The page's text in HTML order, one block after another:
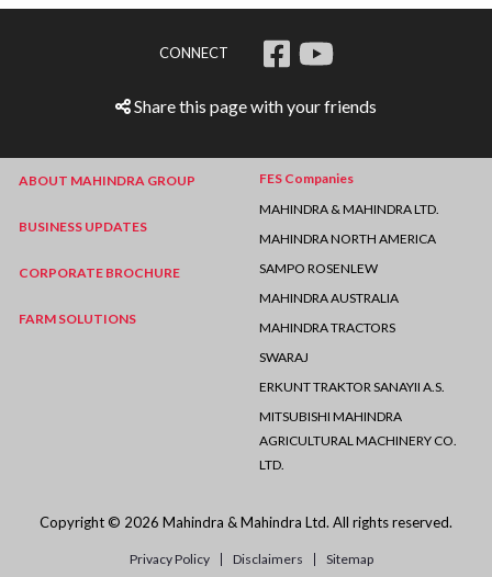
CONNECT
Share this page with your friends
ABOUT MAHINDRA GROUP
BUSINESS UPDATES
CORPORATE BROCHURE
FARM SOLUTIONS
FES Companies
MAHINDRA & MAHINDRA LTD.
MAHINDRA NORTH AMERICA
SAMPO ROSENLEW
MAHINDRA AUSTRALIA
MAHINDRA TRACTORS
SWARAJ
ERKUNT TRAKTOR SANAYII A.S.
MITSUBISHI MAHINDRA
AGRICULTURAL MACHINERY CO.
LTD.
Copyright © 2026 Mahindra & Mahindra Ltd. All rights reserved.
Privacy Policy Disclaimers Sitemap